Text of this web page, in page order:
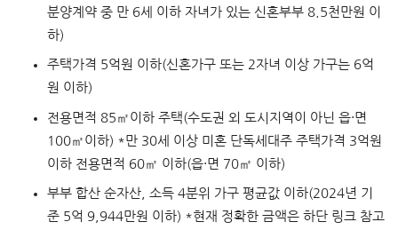
분양계약 중 만 6세 이하 자녀가 있는 신혼부부 8.5천만원 이
하)
주택가격 5억원 이하(신혼가구 또는 2자녀 이상 가구는 6억
원 이하)
전용면적 85㎡이하 주택(수도권 외 도시지역이 아닌 읍·면
100㎡이하) *만 30세 이상 미혼 단독세대주 주택가격 3억원
이하 전용면적 60㎡ 이하(읍·면 70㎡ 이하)
부부 합산 순자산, 소득 4분위 가구 평균값 이하(2024년 기
준 5억 9,944만원 이하) *현재 정확한 금액은 하단 링크 참고